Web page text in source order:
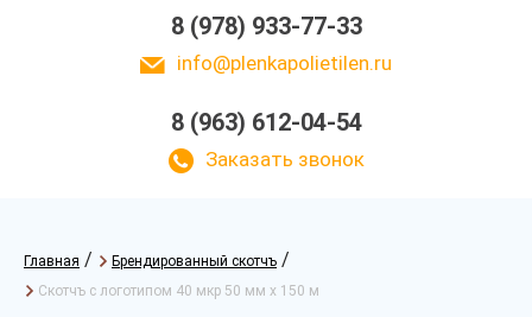
8 (978) 933-77-33
info@plenkapolietilen.ru
8 (963) 612-04-54
Заказать звонок
Главная / Брендированный скотчъ /
Скотчъ с логотипом 40 мкр 50 мм х 150 м